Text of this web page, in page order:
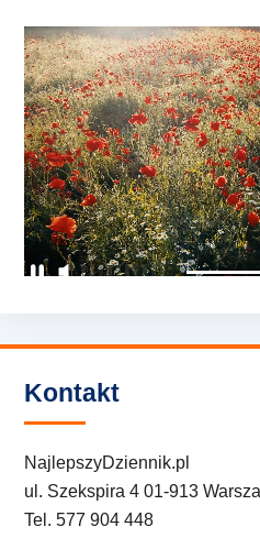
Kontakt
NajlepszyDziennik.pl
ul. Szekspira 4 01-913
Tel. 577 904 448